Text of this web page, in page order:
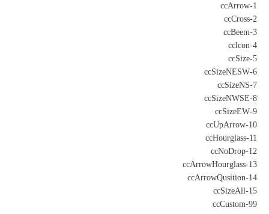
1-ccArrow
2-ccCross
3-ccBeem
4-cclcon
5-ccSize
6-ccSizeNESW
7-ccSizeNS
8-ccSizeNWSE
9-ccSizeEW
10-ccUpArrow
11-ccHourglass
12-ccNoDrop
13-ccArrowHourglass
14-ccArrowQusition
15-ccSizeAll
99-ccCustom